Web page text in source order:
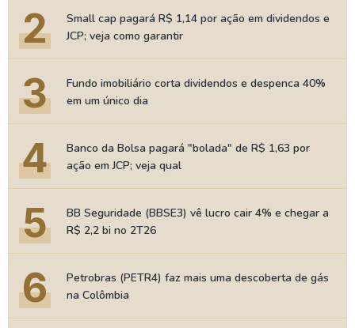
2
Small cap pagará R$ 1,14 por ação em dividendos e
JCP; veja como garantir
3
Fundo imobiliário corta dividendos e despenca 40%
em um único dia
4
Banco da Bolsa pagará "bolada" de R$ 1,63 por
ação em JCP; veja qual
5
BB Seguridade (BBSE3) vê lucro cair 4% e chegar a
R$ 2,2 bi no 2T26
6
Petrobras (PETR4) faz mais uma descoberta de gás
na Colômbia